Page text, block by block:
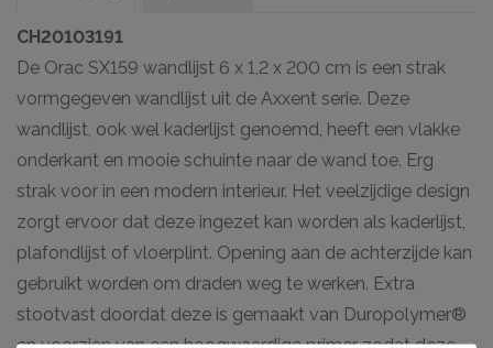
CH20103191
De Orac SX159 wandlijst 6 x 1,2 x 200 cm is een strak
vormgegeven wandlijst uit de Axxent serie. Deze
wandlijst, ook wel kaderlijst genoemd, heeft een vlakke
onderkant en mooie schuinte naar de wand toe. Erg
strak voor in een modern interieur. Het veelzijdige design
zorgt ervoor dat deze ingezet kan worden als kaderlijst,
plafondlijst of vloerplint. Opening aan de achterzijde kan
gebruikt worden om draden weg te werken. Extra
stootvast doordat deze is gemaakt van Duropolymer®